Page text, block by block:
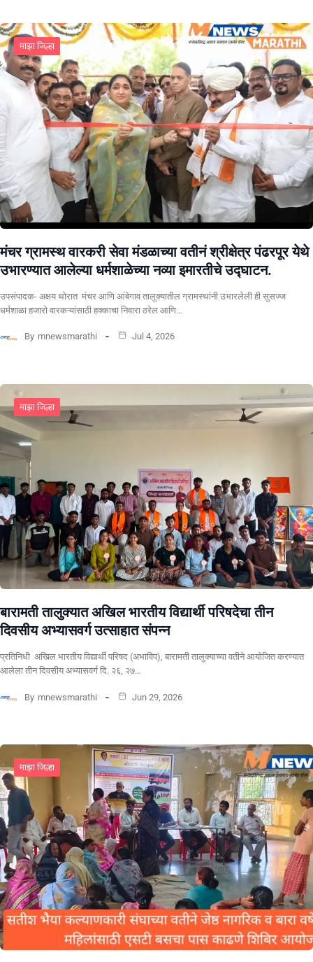
माझा जिल्हा
मंचर ग्रामस्थ वारकरी सेवा मंडळाच्या वतीनं श्रीक्षेत्र पंढरपूर येथे
उभारण्यात आलेल्या धर्मशाळेच्या नव्या इमारतीचे उद्घाटन.
उपसंपादक- अक्षय थोरात मंचर आणि आंबेगाव तालुक्यातील ग्रामस्थांनी उभारलेली ही सुसज्ज
धर्मशाळा हजारो वारकऱ्यांसाठी हक्काचा निवारा ठरेल आणि…
By mnewsmarathi Jul 4, 2026
माझा जिल्हा
बारामती तालुक्यात अखिल भारतीय विद्यार्थी परिषदेचा तीन
दिवसीय अभ्यासवर्ग उत्साहात संपन्न
प्रतिनिधी अखिल भारतीय विद्यार्थी परिषद (अभाविप), बारामती तालुक्याच्या वतीने आयोजित करण्यात
आलेला तीन दिवसीय अभ्यासवर्ग दि. २६, २७…
By mnewsmarathi Jun 29, 2026
माझा जिल्हा